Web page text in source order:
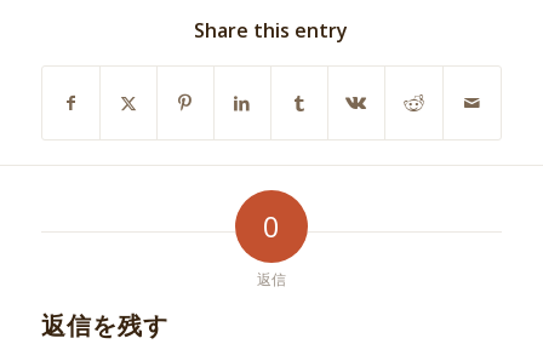
Share this entry
0
返信
返信を残す